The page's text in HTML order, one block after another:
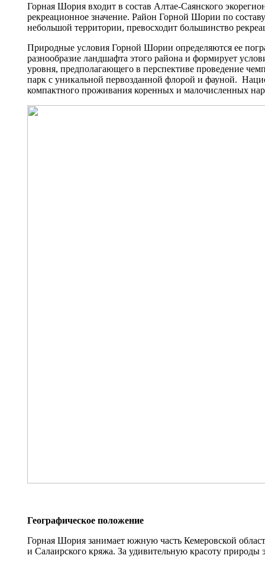
Горная Шория входит в состав Алтае-Саянского
рекреационное значение. Район Горной Шории по
небольшой территории, превосходит большинство
Природные условия Горной Шории определяются ее
разнообразие ландшафта этого района и формирует
уровня, предполагающего в перспективе проведение
парк с уникальной первозданной флорой и фауной.
компактного проживания коренных и малочисленных
Географическое положение
Горная Шория занимает южную часть Кемеровской
и Салаирского кряжа. За удивительную красоту